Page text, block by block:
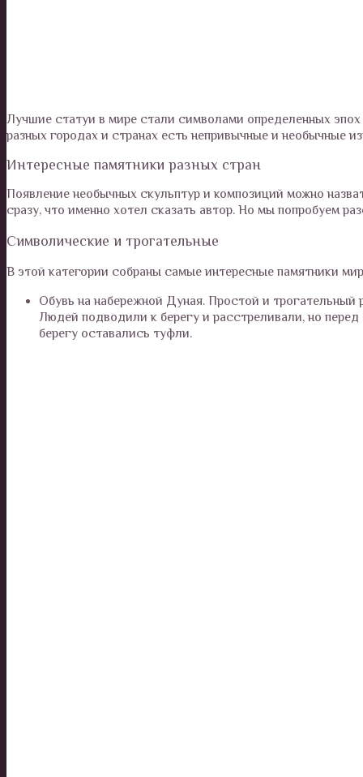
Лучшие статуи в мире стали символами определенных
разных городах и странах есть непривычные и необычные
Интересные памятники разных стран
Появление необычных скульптур и композиций можно
сразу, что именно хотел сказать автор. Но мы попробуем
Символические и трогательные
В этой категории собраны самые интересные памятники
Обувь на набережной Дуная. Простой и
Людей подводили к берегу и расстреливали, но
берегу оставались туфли.